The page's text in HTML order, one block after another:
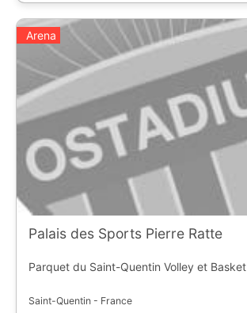
Arena
Palais des Sports Pierre Ratte
Parquet du Saint-Quentin Volley et Basket
Saint-Quentin - France